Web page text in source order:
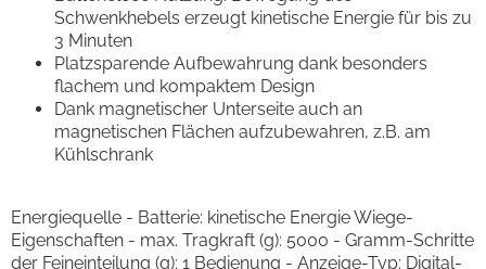
Schwenkhebels erzeugt kinetische Energie für bis zu
3 Minuten
Platzsparende Aufbewahrung dank besonders
flachem und kompaktem Design
Dank magnetischer Unterseite auch an
magnetischen Flächen aufzubewahren, z.B. am
Kühlschrank
Energiequelle - Batterie: kinetische Energie Wiege-
Eigenschaften - max. Tragkraft (g): 5000 - Gramm-Schritte
der Feineinteilung (g): 1 Bedienung - Anzeige-Typ: Digital-